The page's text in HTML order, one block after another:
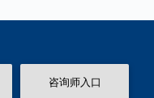
咨询师入口